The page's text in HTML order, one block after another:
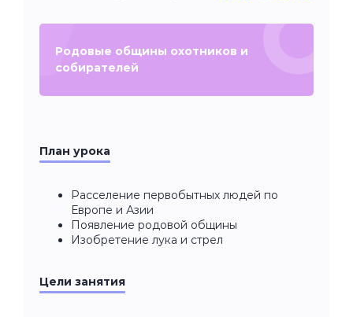
Родовые общины охотников и
собирателей
План урока
Расселение первобытных людей по
Европе и Азии
Появление родовой общины
Изобретение лука и стрел
Цели занятия